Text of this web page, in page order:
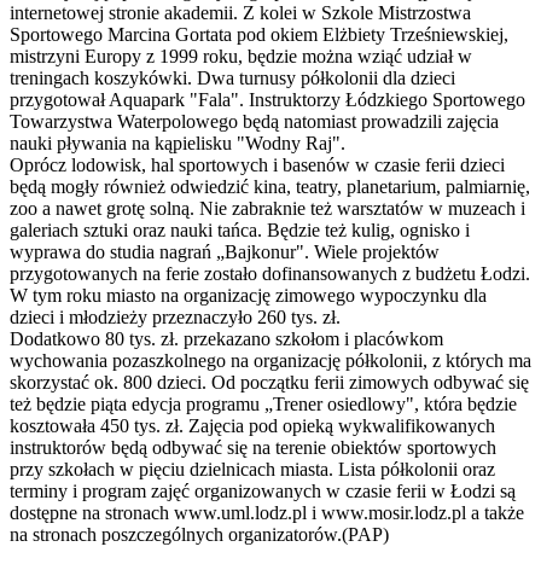
internetowej stronie akademii. Z kolei w Szkole Mistrzostwa
Sportowego Marcina Gortata pod okiem Elżbiety Trześniewskiej,
mistrzyni Europy z 1999 roku, będzie można wziąć udział w
treningach koszykówki. Dwa turnusy półkolonii dla dzieci
przygotował Aquapark "Fala". Instruktorzy Łódzkiego Sportowego
Towarzystwa Waterpolowego będą natomiast prowadzili zajęcia
nauki pływania na kąpielisku "Wodny Raj".
Oprócz lodowisk, hal sportowych i basenów w czasie ferii dzieci
będą mogły również odwiedzić kina, teatry, planetarium, palmiarnię,
zoo a nawet grotę solną. Nie zabraknie też warsztatów w muzeach i
galeriach sztuki oraz nauki tańca. Będzie też kulig, ognisko i
wyprawa do studia nagrań „Bajkonur". Wiele projektów
przygotowanych na ferie zostało dofinansowanych z budżetu Łodzi.
W tym roku miasto na organizację zimowego wypoczynku dla
dzieci i młodzieży przeznaczyło 260 tys. zł.
Dodatkowo 80 tys. zł. przekazano szkołom i placówkom
wychowania pozaszkolnego na organizację półkolonii, z których ma
skorzystać ok. 800 dzieci. Od początku ferii zimowych odbywać się
też będzie piąta edycja programu „Trener osiedlowy", która będzie
kosztowała 450 tys. zł. Zajęcia pod opieką wykwalifikowanych
instruktorów będą odbywać się na terenie obiektów sportowych
przy szkołach w pięciu dzielnicach miasta. Lista półkolonii oraz
terminy i program zajęć organizowanych w czasie ferii w Łodzi są
dostępne na stronach www.uml.lodz.pl i www.mosir.lodz.pl a także
na stronach poszczególnych organizatorów.(PAP)